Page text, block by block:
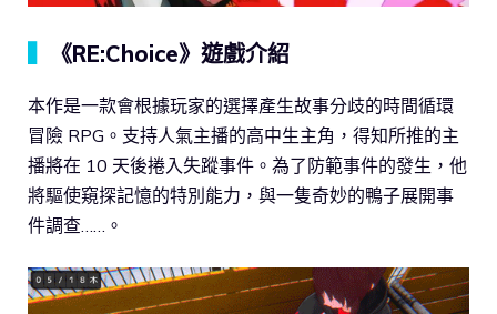
《RE:Choice》遊戲介紹
本作是一款會根據玩家的選擇產生故事分歧的時間循環
冒險 RPG。支持人氣主播的高中生主角，得知所推的主
播將在 10 天後捲入失蹤事件。為了防範事件的發生，他
將驅使窺探記憶的特別能力，與一隻奇妙的鴨子展開事
件調查……。